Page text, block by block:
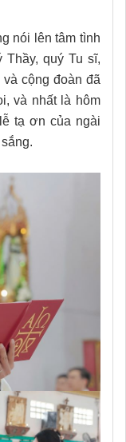
nói lên tâm tình
Thầy, quý Tu sĩ,
cộng đoàn đã
và nhất là hôm
tạ ơn của ngài